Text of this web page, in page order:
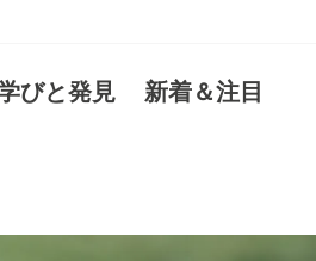
びと発見 新着＆注目